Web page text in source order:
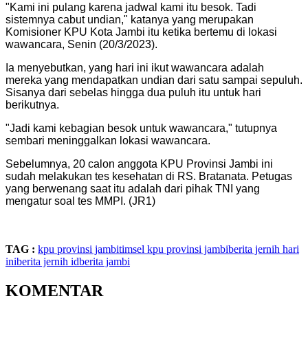
"Kami ini pulang karena jadwal kami itu besok. Tadi
sistemnya cabut undian," katanya yang merupakan
Komisioner KPU Kota Jambi itu ketika bertemu di lokasi
wawancara, Senin (20/3/2023).
Ia menyebutkan, yang hari ini ikut wawancara adalah
mereka yang mendapatkan undian dari satu sampai sepuluh.
Sisanya dari sebelas hingga dua puluh itu untuk hari
berikutnya.
"Jadi kami kebagian besok untuk wawancara," tutupnya
sembari meninggalkan lokasi wawancara.
Sebelumnya, 20 calon anggota KPU Provinsi Jambi ini
sudah melakukan tes kesehatan di RS. Bratanata. Petugas
yang berwenang saat itu adalah dari pihak TNI yang
mengatur soal tes MMPI. (JR1)
TAG : kpu provinsi jambitimsel kpu provinsi jambiberita jernih hari
iniberita jernih idberita jambi
KOMENTAR